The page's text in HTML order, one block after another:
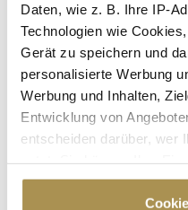
Daten, wie z. B. Ihre IP-
Technologien wie
Gerät zu speichern und
personalisierte Werbung
Werbung und Inhalten,
Entwicklung von
entscheiden darüber, wer
Cookie-Erklärung oder
Trigger Symbol ändern